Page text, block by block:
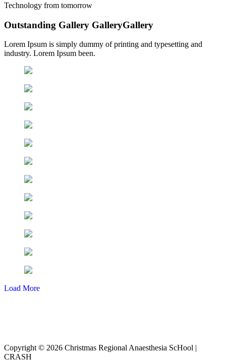
Technology from tomorrow
Outstanding Gallery GalleryGallery
Lorem Ipsum is simply dummy of printing and typesetting and
industry. Lorem Ipsum been.
Load More
Copyright © 2026 Christmas Regional Anaesthesia ScHool |
CRASH